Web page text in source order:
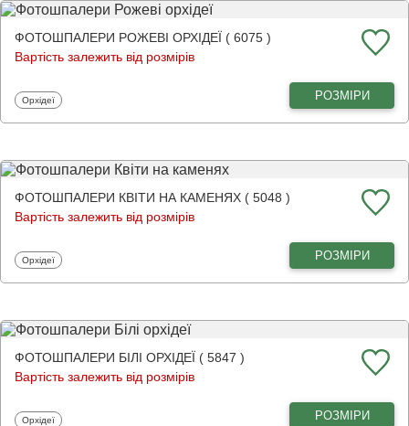
ФОТОШПАЛЕРИ РОЖЕВІ ОРХІДЕЇ ( 6075 )
Вартість залежить від розмірів
Фотошпалери
Орхідеї РОЗМІРИ
ФОТОШПАЛЕРИ КВІТИ НА КАМЕНЯХ ( 5048 )
Вартість залежить від розмірів
Фотошпалери
Орхідеї РОЗМІРИ
ФОТОШПАЛЕРИ БІЛІ ОРХІДЕЇ ( 5847 )
Вартість залежить від розмірів
Фотошпалери
Орхідеї РОЗМІРИ